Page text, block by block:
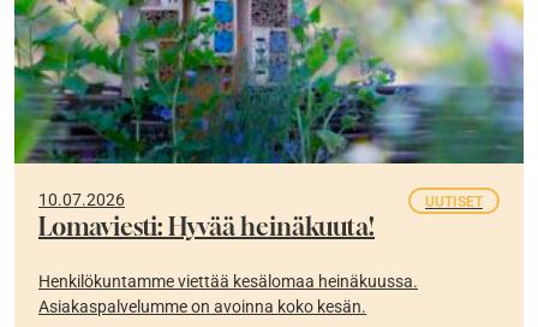
10.07.2026 UUTISET
Lomaviesti: Hyvää heinäkuuta!
Henkilökuntamme viettää kesälomaa heinäkuussa.
Asiakaspalvelumme on avoinna koko kesän.